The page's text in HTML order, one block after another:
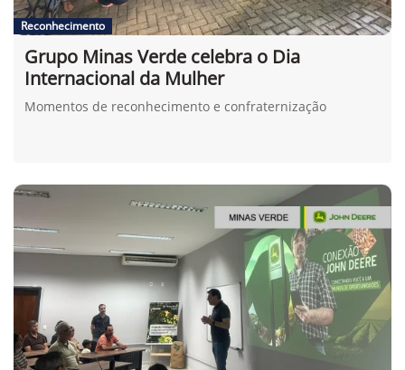
Reconhecimento
Grupo Minas Verde celebra o Dia
Internacional da Mulher
Momentos de reconhecimento e confraternização